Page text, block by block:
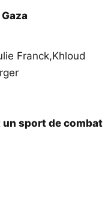
Franck,Khloud
un sport de combat